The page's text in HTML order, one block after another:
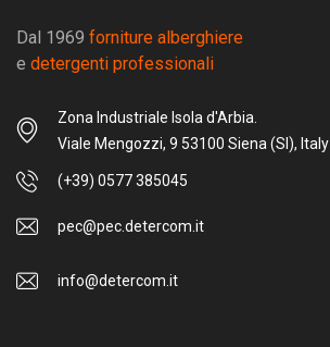
Dal 1969 forniture alberghiere
e detergenti professionali
Zona Industriale Isola d'Arbia.
Viale Mengozzi, 9 53100 Siena (SI), Italy
(+39) 0577 385045
pec@pec.detercom.it
info@detercom.it